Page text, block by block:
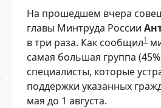
На прошедшем вчера
главы Минтруда России
в три раза. Как сообщил1
самая большая группа
специалисты, которые
поддержки указанных
мая до 1 августа.